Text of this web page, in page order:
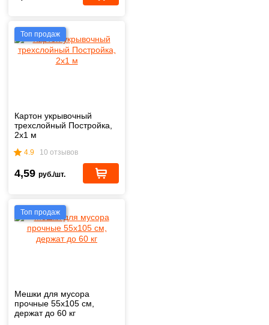
Топ продаж
Картон укрывочный
трехслойный Постройка,
2х1 м
4.9 10 отзывов
4,59 руб./шт.
Топ продаж
Мешки для мусора
прочные 55х105 см,
держат до 60 кг